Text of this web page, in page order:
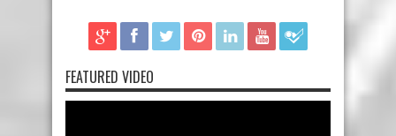
FEATURED VIDEO